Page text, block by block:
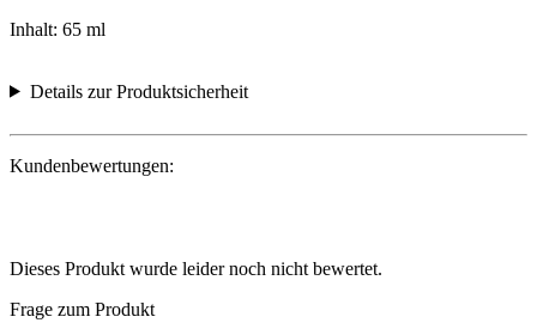
Inhalt: 65 ml
Details zur Produktsicherheit
Kundenbewertungen:
Dieses Produkt wurde leider noch nicht bewertet.
Frage zum Produkt